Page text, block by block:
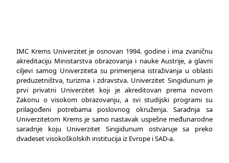
IMC Krems Univerzitet je osnovan 1994. godine i ima zvaničnu
akreditaciju Ministarstva obrazovanja i nauke Austrije, a glavni
ciljevi samog Univerziteta su primenjena istraživanja u oblasti
preduzetništva, turizma i zdravstva. Univerzitet Singidunum je
prvi privatni Univerzitet koji je akreditovan prema novom
Zakonu o visokom obrazovanju, a svi studijski programi su
prilagođeni potrebama poslovnog okruženja. Saradnja sa
Univerzitetom Krems je samo nastavak uspešne međunarodne
saradnje koju Univerzitet Singidunum ostvaruje sa preko
dvadeset visokoškolskih institucija iz Evrope i SAD-a.